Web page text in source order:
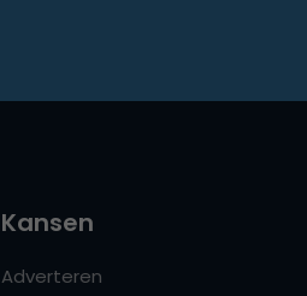
Kansen
Adverteren